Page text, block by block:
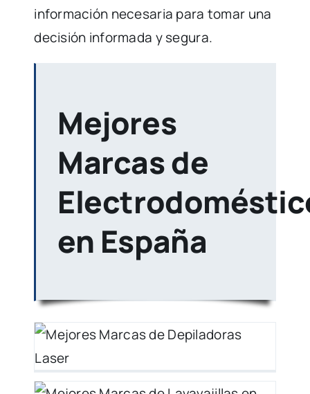
información necesaria para tomar una
decisión informada y segura.
Mejores
Marcas de
en España